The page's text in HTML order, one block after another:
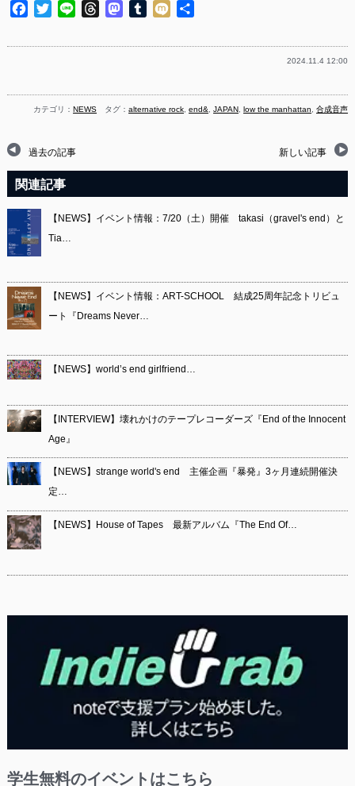
Facebook
TwitterLine ThreadsMastodon
Tumblr
Mixi
2024.11.4 12:00
カテゴリ：NEWS タグ：alternative rock ,end& ,JAPAN ,low the manhattan ,合成音声
過去の記事 新しい記事
関連記事
【NEWS】イベント情報：7/20（土）開催 takasi（gravel's end）と
Tia…
【NEWS】イベント情報：ART-SCHOOL 結成25周年記念トリビュ
ート『Dreams Never…
【NEWS】world’s end girlfriend…
【INTERVIEW】壊れかけのテープレコーダーズ『End of the Innocent
Age』
【NEWS】strange world's end 主催企画『暴発』3ヶ月連続開催決
定…
【NEWS】House of Tapes 最新アルバム『The End Of…
学生無料のイベントはこちら